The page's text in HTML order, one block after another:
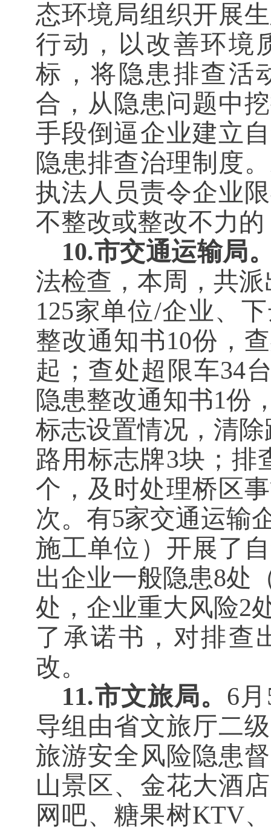
态环境局组织开展
行动，以改善环境
标，将隐患排查活
合，从隐患问题中
手段倒逼企业建立
隐患排查治理制度
执法人员责令企业
不整改或整改不力
10.市交通运输局
法检查，本周，共
125家单位/企业、
整改通知书10份，
起；查处超限车34
隐患整改通知书1份
标志设置情况，清
路用标志牌3块；排
个，及时处理桥区
次。有5家交通运输
施工单位）开展了
出企业一般隐患8处
处，企业重大风险2
了承诺书，对排查
改。
11.市文旅局。 6
导组由省文旅厅二
旅游安全风险隐患
山景区、金花大酒
网吧、糖果树KTV